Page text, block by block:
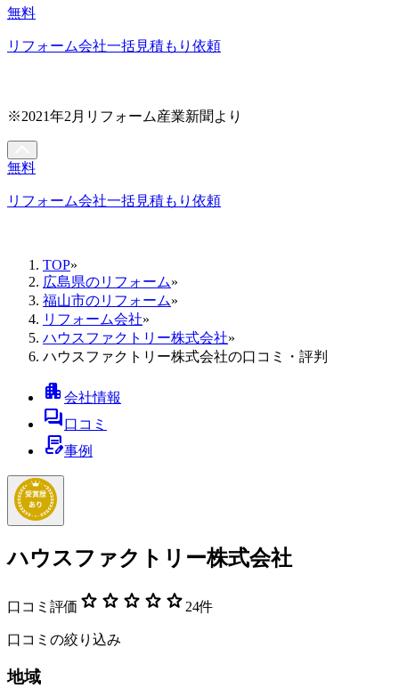
無料
リフォーム会社一括見積もり依頼
※2021年2月リフォーム産業新聞より
無料
リフォーム会社一括見積もり依頼
TOP»
広島県のリフォーム»
福山市のリフォーム»
リフォーム会社»
ハウスファクトリー株式会社»
ハウスファクトリー株式会社の口コミ・評判
apartment会社情報
forum口コミ
contract_edit事例
ハウスファクトリー株式会社
口コミ評価 star star star star star 24件
口コミの絞り込み
地域